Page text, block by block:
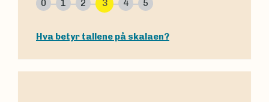
0
1 2 3 4 5
Hva betyr tallene på skalaen?